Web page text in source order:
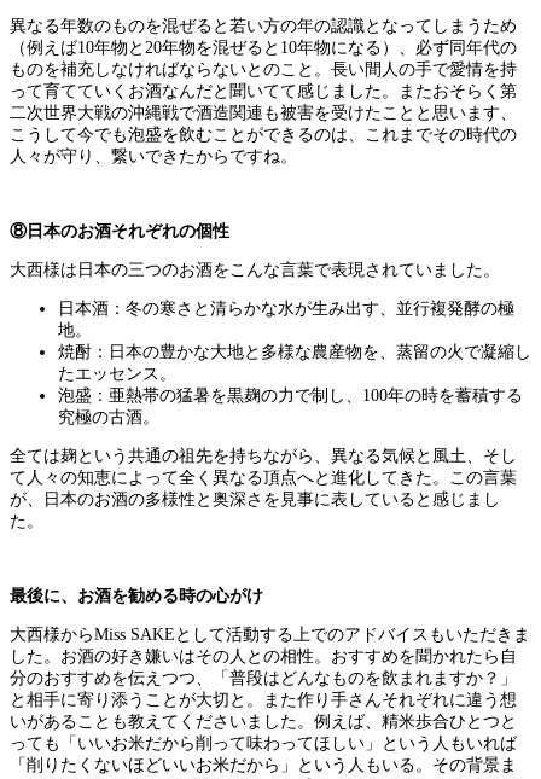
異なる年数のものを混ぜると若い方の年の認識となってしまうため
（例えば10年物と20年物を混ぜると10年物になる）、必ず同年代の
ものを補充しなければならないとのこと。長い間人の手で愛情を持
って育てていくお酒なんだと聞いてて感じました。またおそらく第
二次世界大戦の沖縄戦で酒造関連も被害を受けたことと思います、
こうして今でも泡盛を飲むことができるのは、これまでその時代の
人々が守り、繋いできたからですね。
⑧日本のお酒それぞれの個性
大西様は日本の三つのお酒をこんな言葉で表現されていました。
日本酒：冬の寒さと清らかな水が生み出す、並行複発酵の極
地。
焼酎：日本の豊かな大地と多様な農産物を、蒸留の火で凝縮し
たエッセンス。
泡盛：亜熱帯の猛暑を黒麹の力で制し、100年の時を蓄積する
究極の古酒。
全ては麹という共通の祖先を持ちながら、異なる気候と風土、そし
て人々の知恵によって全く異なる頂点へと進化してきた。この言葉
が、日本のお酒の多様性と奥深さを見事に表していると感じまし
た。
最後に、お酒を勧める時の心がけ
大西様からMiss SAKEとして活動する上でのアドバイスもいただきま
した。お酒の好き嫌いはその人との相性。おすすめを聞かれたら自
分のおすすめを伝えつつ、「普段はどんなものを飲まれますか？」
と相手に寄り添うことが大切と。また作り手さんそれぞれに違う想
いがあることも教えてくださいました。例えば、精米歩合ひとつと
っても「いいお米だから削って味わってほしい」という人もいれば
「削りたくないほどいいお米だから」という人もいる。その背景ま